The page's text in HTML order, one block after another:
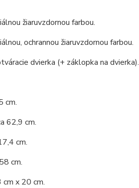
žiaruvzdornou farbou.
ochrannou žiaruvzdornou farbou.
dvierka (+ záklopka na dvierka).
cm.
62,9 cm.
cm.
cm.
x 20 cm.